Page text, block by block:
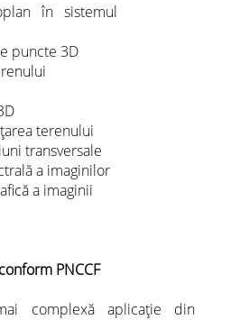
în sistemul
puncte 3D
terenului
transversale
a imaginilor
a imaginii
PNCCF
complexă aplicație din